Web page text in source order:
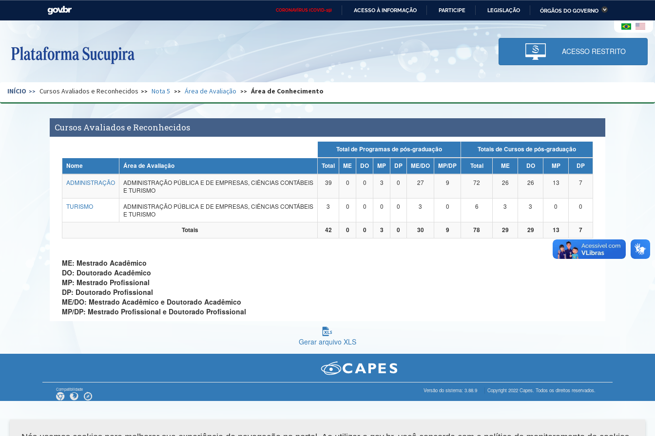
CORONAVÍRUS (COVID-19) ACESSO À INFORMAÇÃO PARTICIPE LEGISLAÇÃO ÓRGÃOS DO GOVERNO
Casa Civil Ministério das Relações Ministério da Economia Ministério da Infraestrutura
Pecuária e Abastecimento
Ministério da Ciência,
Tecnologia, Inovações e
Comunicações
Ministério do Desenvolvimento
Regional e dos Direitos Humanos
Secretaria de Governo Gabinete de Segurança Advocacia-Geral da União Banco Central do Brasil Planalto
ACESSO RESTRITO
INÍCIO Cursos Avaliados e Reconhecidos Nota 5 Área de Avaliação Área de Conhecimento
Cursos Avaliados e Reconhecidos
Total de Programas de pós-graduação
Totais de Cursos de pós-graduação
Nome
Área de Avaliação Total ME DO MP DP ME/DO MP/DP Total ME DO MP
DP
ADMINISTRAÇÃO
ADMINISTRAÇÃO PÚBLICA E DE EMPRESAS, CIÊNCIAS CONTÁBEIS
E TURISMO
39 0 0 3 0 27 9 72 26 26 13 7
TURISMO
ADMINISTRAÇÃO PÚBLICA E DE EMPRESAS, CIÊNCIAS CONTÁBEIS
E TURISMO
3 0 0 0 0 3 0 6 3 3 0 0
Totais 42 0 0 3 0 30 9 78 29 29 13 7
ME: Mestrado Acadêmico
DO: Doutorado Acadêmico
MP: Mestrado Profissional
DP: Doutorado Profissional
ME/DO: Mestrado Acadêmico e Doutorado Acadêmico
MP/DP: Mestrado Profissional e Doutorado Profissional
Gerar arquivo XLS
Compatibilidade Versão do sistema: 3.88.9 Copyright 2022 Capes. Todos os direitos reservados.